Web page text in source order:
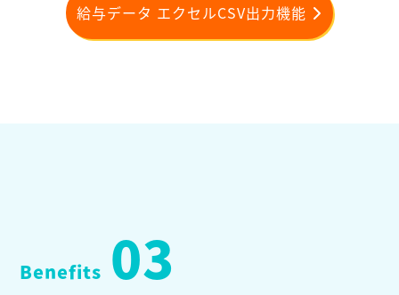
給与データ エクセルCSV出力機能
Benefits 03